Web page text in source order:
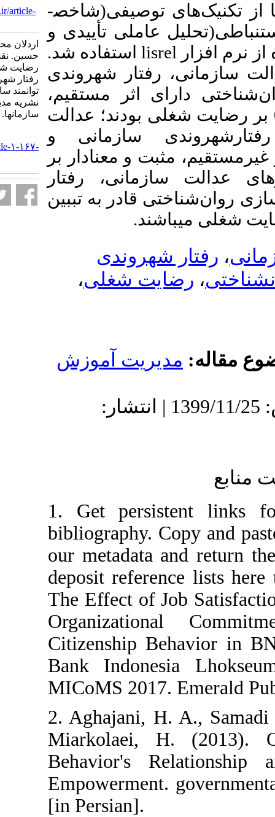
توصیفی(شاخص­
عاملی تأییدی و
lisrel استفاده شد.
رفتار شهروندی
اثر مستقیم،
0 بر رضایت شغلی بودند؛ عدالت
سازمانی و
و معنادار بر
رفتار
قادر به تببین
شهروندی
شغلی،
آموزش
دریافت: 1399/8/11 | پذیرش: 1399/11/25 | انتشار:
1. Get
bibliography.
our metadata
deposit
The Effect of
Citizenship
Bank
MICoMS 2017.
2. Aghajani, H.
Miarkolaei,
Behavior's
Empowerment.
[in Persian].
URL:http://journalieaa.ir/article-
اردلان محمدرضا، معجونی
حسین. نقش عدالت سازمانی در
رضایت شغلی با میانجی‌گری
رفتار شهروندی سازمانی و
توانمند سازی روانشناختی.
نشریه مديريت بر آموزش
سازمانها. ۱۴۰۰; ۱۰ (۱) :۷۳-۱۰۸
http://journalieaa.ir/article-۱-۱۶۷-